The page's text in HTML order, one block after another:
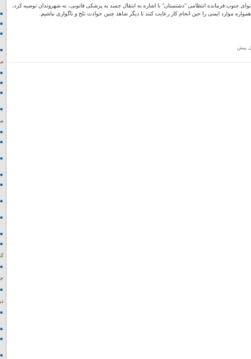
نوای جنوب:فرمانده انتظامی "دشتستان" با اشاره به انتقال جسد به پزشکی قانونی، به شهروندان توصیه کرد،
همواره موارد ایمنی را حین انجام کار رعایت کنند تا دیگر شاهد چنین حوادث تلخ و ناگواری نباشیم.